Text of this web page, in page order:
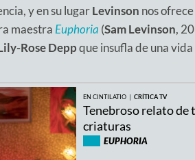
y en su lugarLevinson nos
maestra Euphoria (Sam Levinson,
Rose Deppque insufla de una
EN CINTILATIO | CRÍTICA TV
Tenebroso relato de
criaturas
EUPHORIA